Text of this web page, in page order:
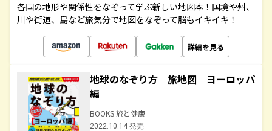
各国の地形や関係性をなぞって学ぶ新しい地図本！国境や州、
川や街道、島など旅気分で地図をなぞって脳もイキイキ！
詳細を見る
地球のなぞり方 旅地図 ヨーロッパ
編
BOOKS 旅と健康
2022.10.14 発売